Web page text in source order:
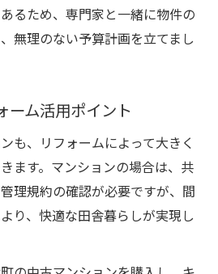
るため、専門家と一緒に物件の
無理のない予算計画を立てまし
ーム活用ポイント
も、リフォームによって大きく
ます。マンションの場合は、共
理規約の確認が必要ですが、間
り、快適な田舎暮らしが実現し